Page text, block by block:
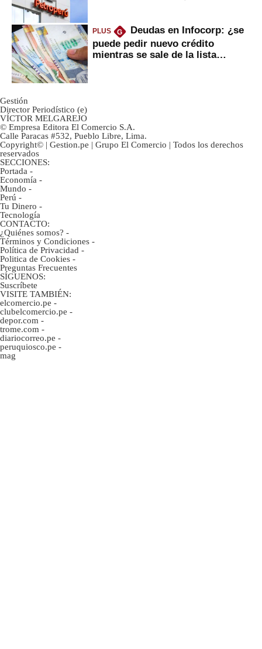
PLUS G
Deudas en Infocorp: ¿se
puede pedir nuevo crédito
mientras se sale de la lista
Gestión
Director Periodístico (e)
VÍCTOR MELGAREJO
© Empresa Editora El Comercio S.A.
Calle Paracas #532, Pueblo Libre, Lima.
Copyright© | Gestion.pe | Grupo El Comercio | Todos los derechos
reservados
SECCIONES:
Portada -
Economía -
Mundo -
Perú -
Tu Dinero -
Tecnología
CONTACTO:
¿Quiénes somos? -
Términos y Condiciones -
Política de Privacidad -
Politica de Cookies -
Preguntas Frecuentes
SÍGUENOS:
Suscríbete
VISITE TAMBIÉN:
elcomercio.pe -
clubelcomercio.pe -
depor.com -
trome.com -
diariocorreo.pe -
peruquiosco.pe -
mag